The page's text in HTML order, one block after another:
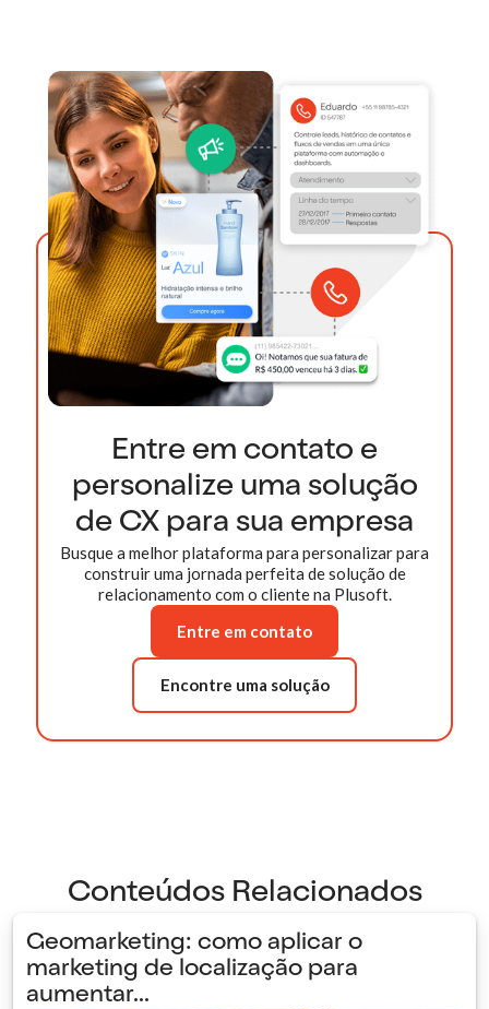
Entre em contato e
personalize uma solução
de CX para sua empresa
Busque a melhor plataforma para personalizar para
construir uma jornada perfeita de solução de
relacionamento com o cliente na Plusoft.
Entre em contato
Encontre uma solução
Conteúdos Relacionados
Geomarketing: como aplicar o
marketing de localização para
aumentar...